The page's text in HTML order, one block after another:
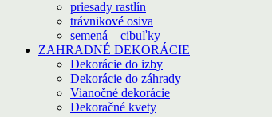
priesady rastlín
trávnikové osiva
semená – cibuľky
ZAHRADNÉ DEKORÁCIE
Dekorácie do izby
Dekorácie do záhrady
Vianočné dekorácie
Dekoračné kvety